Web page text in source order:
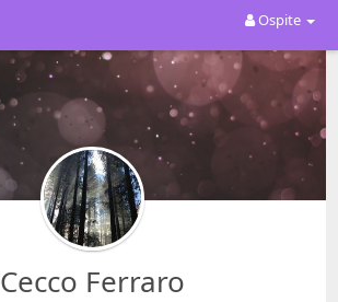
Ospite
Cecco Ferraro